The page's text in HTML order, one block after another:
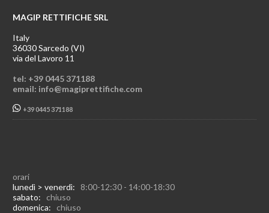
MAGIP RETTIFICHE SRL
Italy
36030 Sarcedo (VI)
via del Lavoro 11
tel: +39 0445 371188
email: info@magiprettifiche.com
+39 0445 371188
orari
lunedì > venerdì: 8:00-12:30 - 14:00-18:30
sabato: chiuso
domenica: chiuso